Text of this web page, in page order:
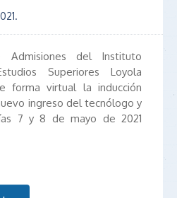
.
Admisiones del Instituto
Superiores Loyola
forma virtual la inducción
ingreso del tecnólogo y
7 y 8 de mayo de 2021